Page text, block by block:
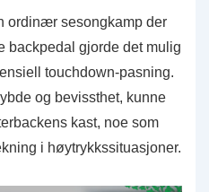
ordinær sesongkamp der
backpedal gjorde det mulig
touchdown-pasning.
og bevissthet, kunne
kast, noe som
i høytrykkssituasjoner.